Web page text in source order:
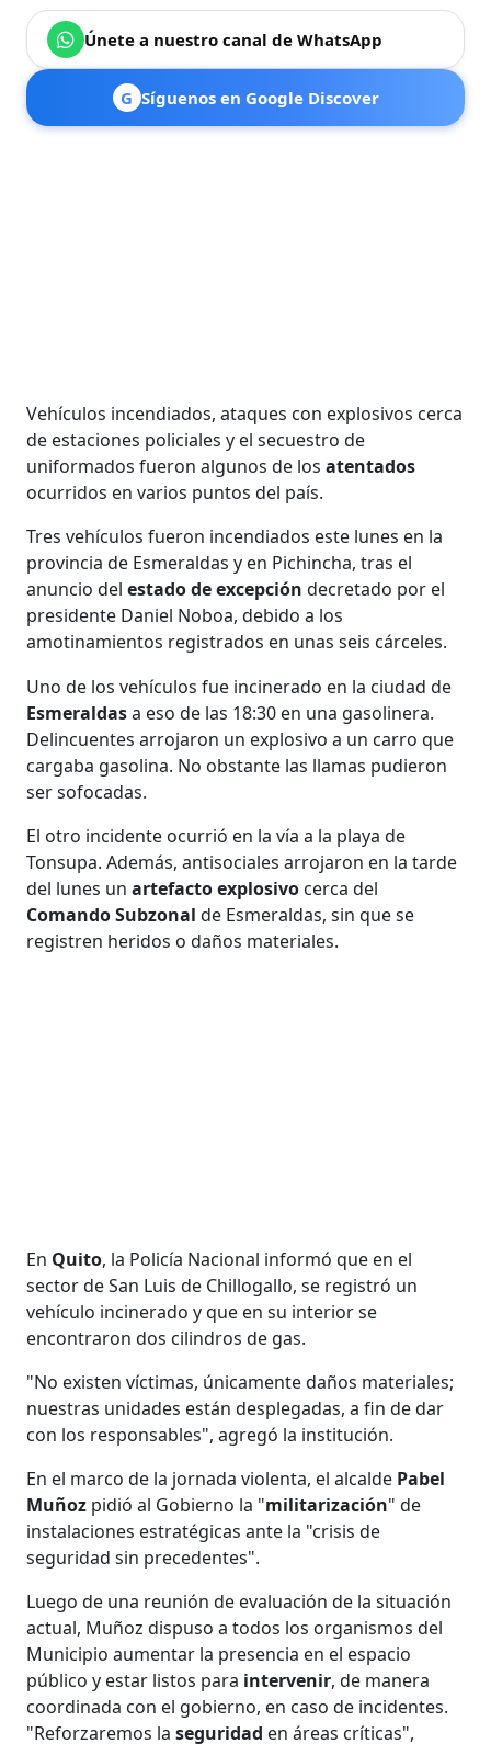
Únete a nuestro canal de WhatsApp
G Síguenos en Google Discover
Vehículos incendiados, ataques con explosivos cerca
de estaciones policiales y el secuestro de
uniformados fueron algunos de losatentados
ocurridos en varios puntos del país.
Tres vehículos fueron incendiados este lunes en la
provincia de Esmeraldas y en Pichincha, tras el
anuncio delestado de excepción decretado por el
presidente Daniel Noboa, debido a los
amotinamientos registrados en unas seis cárceles.
Uno de los vehículos fue incinerado en la ciudad de
Esmeraldasa eso de las 18:30 en una gasolinera.
Delincuentes arrojaron un explosivo a un carro que
cargaba gasolina. No obstante las llamas pudieron
ser sofocadas.
El otro incidente ocurrió en la vía a la playa de
Tonsupa. Además, antisociales arrojaron en la tarde
del lunes unartefacto explosivo cerca del
Comando Subzonalde Esmeraldas, sin que se
registren heridos o daños materiales.
En Quito, la Policía Nacional informó que en el
sector de San Luis de Chillogallo, se registró un
vehículo incinerado y que en su interior se
encontraron dos cilindros de gas.
"No existen víctimas, únicamente daños materiales;
nuestras unidades están desplegadas, a fin de dar
con los responsables", agregó la institución.
En el marco de la jornada violenta, el alcalde Pabel
Muñoz pidió al Gobierno la "militarización" de
instalaciones estratégicas ante la "crisis de
seguridad sin precedentes".
Luego de una reunión de evaluación de la situación
actual, Muñoz dispuso a todos los organismos del
Municipio aumentar la presencia en el espacio
público y estar listos para intervenir, de manera
coordinada con el gobierno, en caso de incidentes.
"Reforzaremos laseguridad en áreas críticas",